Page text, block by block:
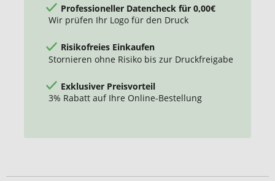
Professioneller Datencheck für 0,00€
Wir prüfen Ihr Logo für den Druck
Risikofreies Einkaufen
Stornieren ohne Risiko bis zur Druckfreigabe
Exklusiver Preisvorteil
3% Rabatt auf Ihre Online-Bestellung